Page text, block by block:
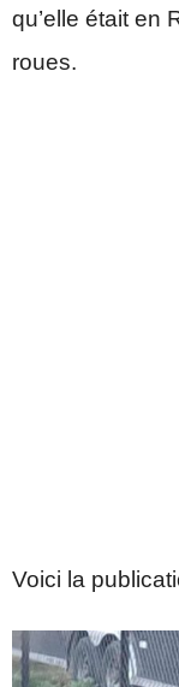
qu’elle était en
roues.
Voici la